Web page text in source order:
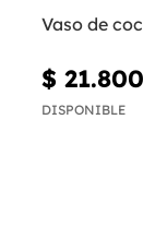
Vaso de
$ 21.800
DISPONIBLE